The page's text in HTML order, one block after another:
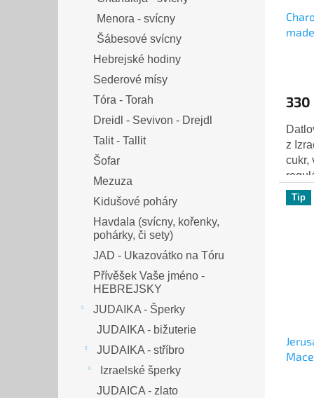
Menora - svícny
Šábesové svícny
Hebrejské hodiny
Sederové mísy
Tóra - Torah
Dreidl - Sevivon - Drejdl
Talit - Tallit
Šofar
Mezuza
Kidušové poháry
Havdala (svícny, kořenky,
pohárky, či sety)
JAD - Ukazovátko na Tóru
Přívěšek Vaše jméno -
HEBREJSKY
JUDAIKA - Šperky
JUDAIKA - bižuterie
JUDAIKA - stříbro
Izraelské šperky
JUDAICA - zlato
330
z
cukr,
Tip